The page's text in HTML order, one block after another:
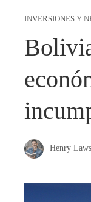
INVERSIONES Y
Henry